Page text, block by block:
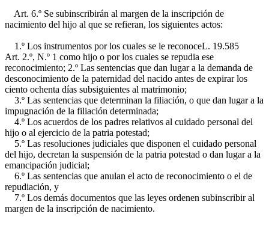
Art. 6.º Se subinscribirán al margen de la inscripción de
nacimiento del hijo al que se refieran, los siguientes actos:
1.º Los instrumentos por los cuales se le reconoceL. 19.585
Art. 2.º, N.º 1 como hijo o por los cuales se repudia ese
reconocimiento; 2.º Las sentencias que dan lugar a la demanda de
desconocimiento de la paternidad del nacido antes de expirar los
ciento ochenta días subsiguientes al matrimonio;
3.º Las sentencias que determinan la filiación, o que dan lugar a la
impugnación de la filiación determinada;
4.º Los acuerdos de los padres relativos al cuidado personal del
hijo o al ejercicio de la patria potestad;
5.º Las resoluciones judiciales que disponen el cuidado personal
del hijo, decretan la suspensión de la patria potestad o dan lugar a la
emancipación judicial;
6.º Las sentencias que anulan el acto de reconocimiento o el de
repudiación, y
7.º Los demás documentos que las leyes ordenen subinscribir al
margen de la inscripción de nacimiento.